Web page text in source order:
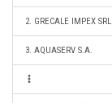
2. GRECALE IMPEX SRL
3. AQUASERV S.A.